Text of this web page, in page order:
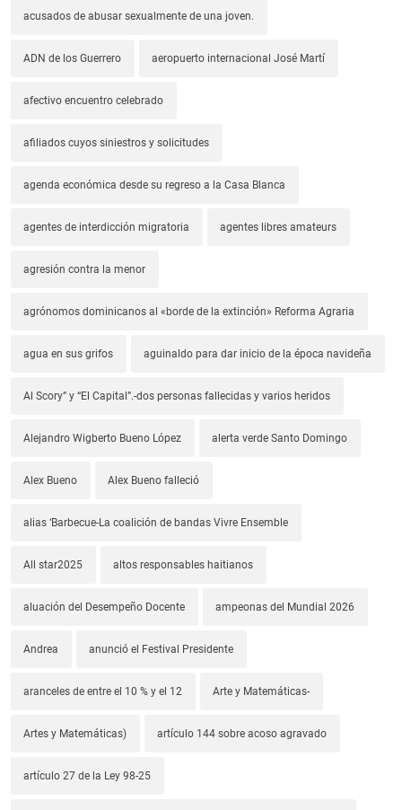
acusados de abusar sexualmente de una joven.
ADN de los Guerrero aeropuerto internacional José Martí
afectivo encuentro celebrado
afiliados cuyos siniestros y solicitudes
agenda económica desde su regreso a la Casa Blanca
agentes de interdicción migratoria agentes libres amateurs
agresión contra la menor
agrónomos dominicanos al «borde de la extinción» Reforma Agraria
agua en sus grifos aguinaldo para dar inicio de la época navideña
Al Scory” y “El Capital”.-dos personas fallecidas y varios heridos
Alejandro Wigberto Bueno López alerta verde Santo Domingo
Alex Bueno Alex Bueno falleció
alias ‘Barbecue-La coalición de bandas Vivre Ensemble
All star2025 altos responsables haitianos
aluación del Desempeño Docente ampeonas del Mundial 2026
Andrea anunció el Festival Presidente
aranceles de entre el 10 % y el 12 Arte y Matemáticas-
Artes y Matemáticas) artículo 144 sobre acoso agravado
artículo 27 de la Ley 98-25